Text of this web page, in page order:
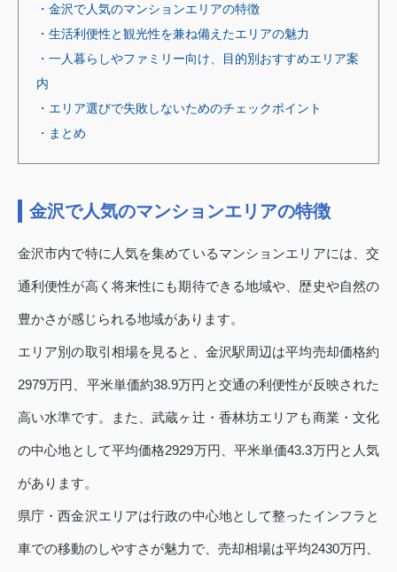
・金沢で人気のマンションエリアの特徴
・生活利便性と観光性を兼ね備えたエリアの魅力
・一人暮らしやファミリー向け、目的別おすすめエリア案
内
・エリア選びで失敗しないためのチェックポイント
・まとめ
金沢で人気のマンションエリアの特徴
金沢市内で特に人気を集めているマンションエリアには、交
通利便性が高く将来性にも期待できる地域や、歴史や自然の
豊かさが感じられる地域があります。
エリア別の取引相場を見ると、金沢駅周辺は平均売却価格約
2979万円、平米単価約38.9万円と交通の利便性が反映された
高い水準です。また、武蔵ヶ辻・香林坊エリアも商業・文化
の中心地として平均価格2929万円、平米単価43.3万円と人気
があります。
県庁・西金沢エリアは行政の中心地として整ったインフラと
車での移動のしやすさが魅力で、売却相場は平均2430万円、